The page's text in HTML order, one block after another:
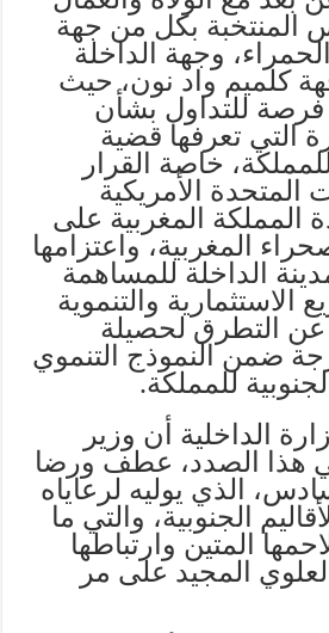
المنتخبة بكل من جهة
وجهة الداخلة
كلميم واد نون، حيث
فرصة للتداول بشأن
التي تعرفها قضية
للمملكة، خاصة القرار
المتحدة الأمريكية
المملكة المغربية على
المغربية، واعتزامها
الداخلة للمساهمة
والتنموية
عن التطرق لحصيلة
ضمن النموذج التنموي
للمملكة.
الداخلية أن وزير
في هذا الصدد، عطف ورضا
الذي يوليه لرعاياه
الجنوبية، والتي ما
المتين وارتباطها
المجيد على مر